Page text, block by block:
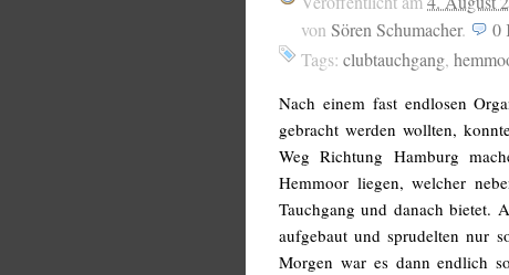
von Sören Schumacher. 0
Tags: clubtauchgang,
Nach einem fast endlosen
gebracht werden wollten,
Weg Richtung Hamburg
Hemmoor liegen, welcher
Tauchgang und danach bietet.
aufgebaut und sprudelten nur
Morgen war es dann endlich